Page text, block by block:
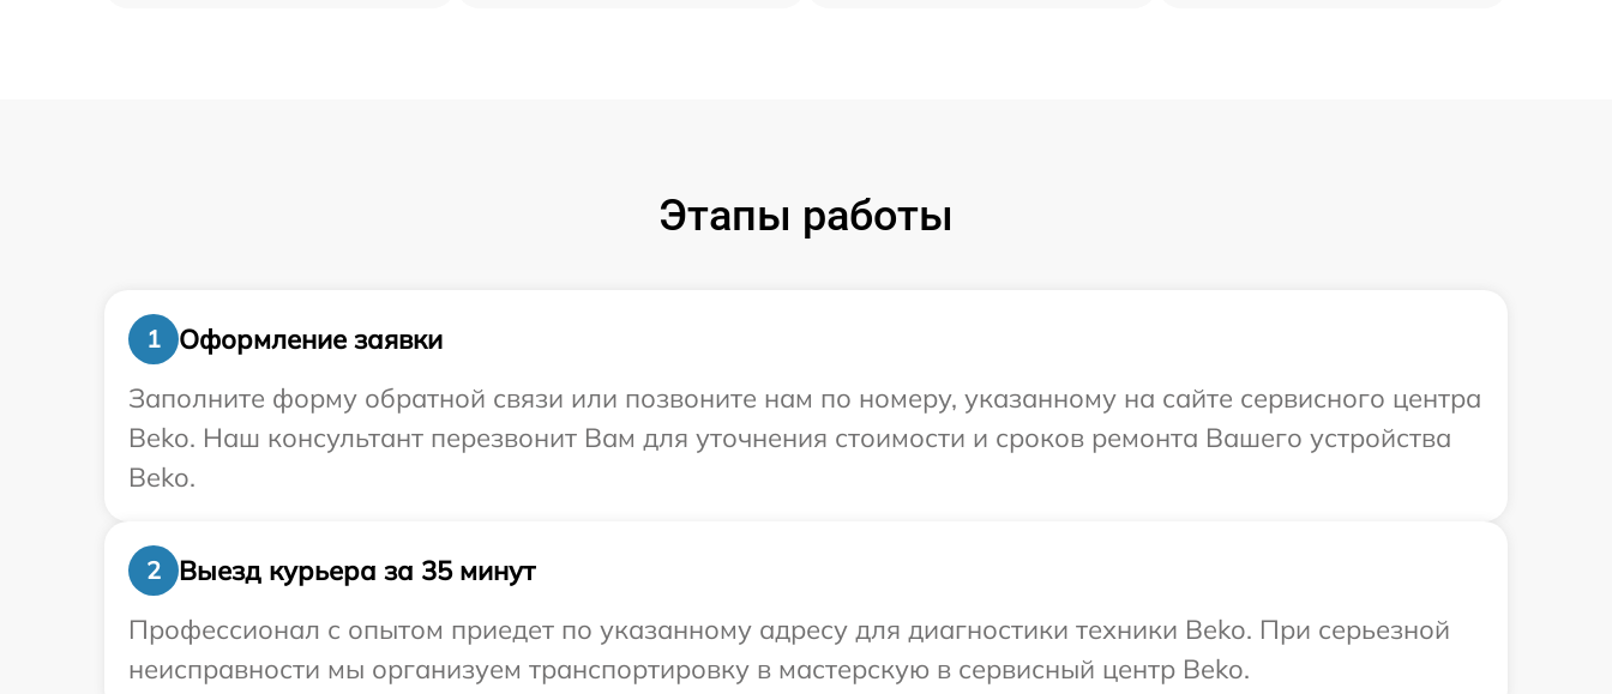
Этапы работы
1
Оформление заявки
Заполните форму обратной связи или позвоните нам по номеру, указанному на сайте сервисного центра
Beko. Наш консультант перезвонит Вам для уточнения стоимости и сроков ремонта Вашего устройства
Beko.
2
Выезд курьера за 35 минут
Профессионал с опытом приедет по указанному адресу для диагностики техники Beko. При серьезной
неисправности мы организуем транспортировку в мастерскую в сервисный центр Beko.